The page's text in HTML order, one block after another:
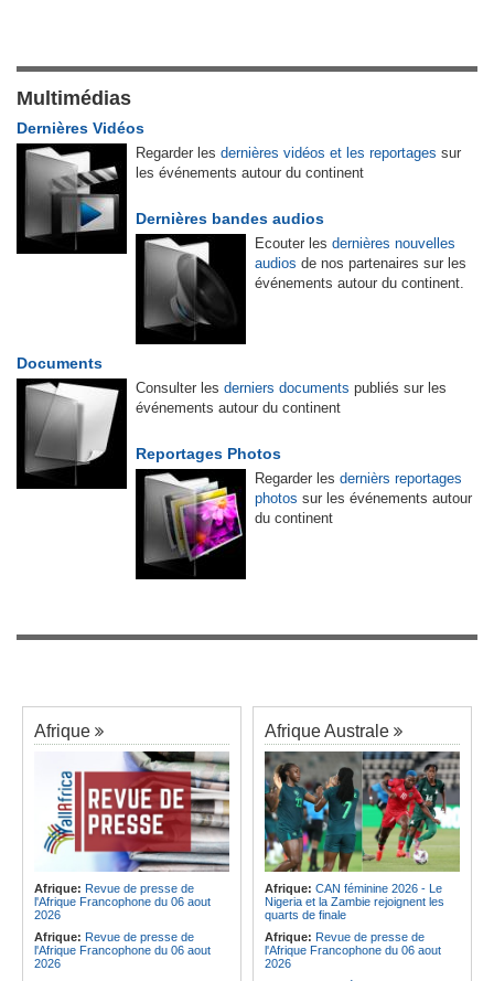
Multimédias
Dernières Vidéos
Regarder les dernières vidéos et les reportages sur
les événements autour du continent
Dernières bandes audios
Ecouter les dernières nouvelles
audios de nos partenaires sur les
événements autour du continent.
Documents
Consulter les derniers documents publiés sur les
événements autour du continent
Reportages Photos
Regarder les dernièrs reportages
photos sur les événements autour
du continent
Afrique
Afrique: Revue de presse de
l'Afrique Francophone du 06 aout
2026
Afrique: Revue de presse de
l'Afrique Francophone du 06 aout
2026
Afrique Australe
Afrique: CAN féminine 2026 - Le
Nigeria et la Zambie rejoignent les
quarts de finale
Afrique: Revue de presse de
l'Afrique Francophone du 06 aout
2026